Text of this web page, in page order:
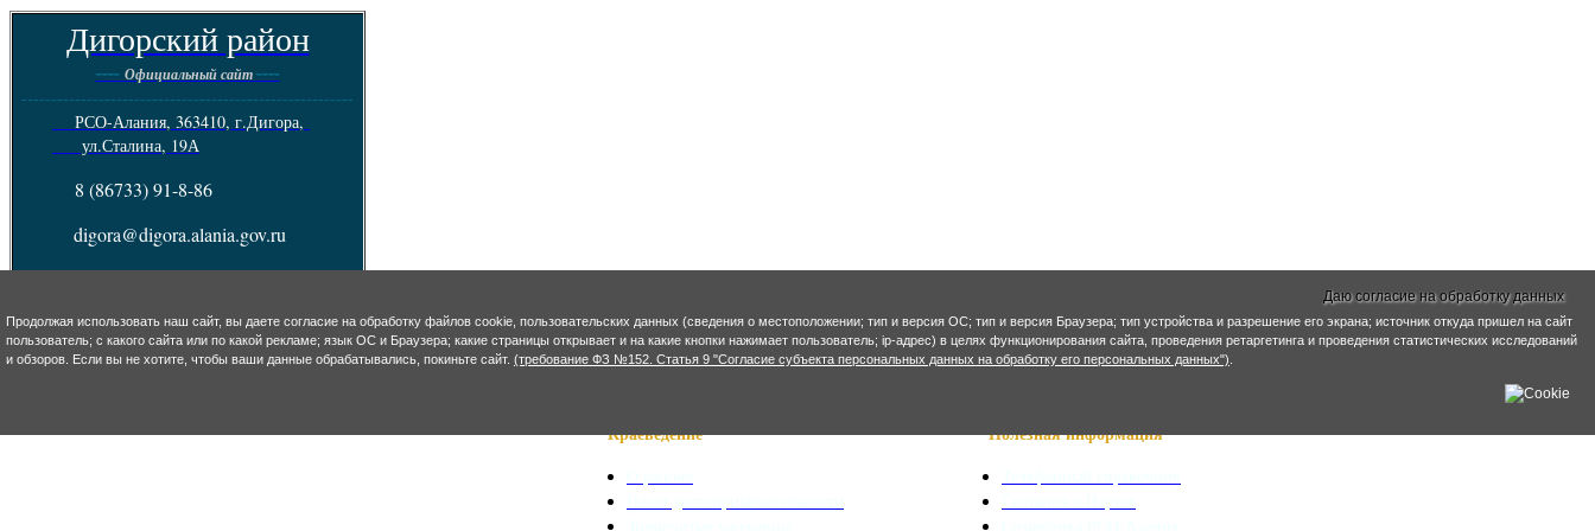
Дигорский район
---- Официальный сайт----
--------------------------------------------------------
РСО-Алания, 363410, г.Дигора,
ул.Сталина, 19А
8 (86733) 91-8-86
digora@digora.alania.gov.ru
Пресс - служба :8(86733) 92-4-93
e-mail: s.takoeva@digora.alania.gov.ru
Краеведение Полезная информация
Даю согласие на обработку данных
Продолжая использовать наш сайт, вы даете согласие на обработку файлов cookie, пользовательских данных (сведения о местоположении; тип и версия ОС; тип и версия Браузера; тип устройства и разрешение его экрана; источник откуда пришел на сайт
пользователь; с какого сайта или по какой рекламе; язык ОС и Браузера; какие страницы открывает и на какие кнопки нажимает пользователь; ip-адрес) в целях функционирования сайта, проведения ретаргетинга и проведения статистических исследований
и обзоров. Если вы не хотите, чтобы ваши данные обрабатывались, покиньте сайт. (требование ФЗ №152. Статья 9 "Согласие субъекта персональных данных на обработку его персональных данных")